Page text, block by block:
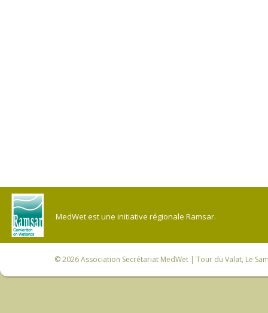
MedWet est une initiative régionale Ramsar.
© 2026Association Secrétariat MedWet | Tour du Valat, Le